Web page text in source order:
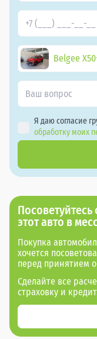
Belgee
Я даю согласие
обработку моих
Посоветуйтесь
этот авто в
Покупка
хочется
перед принятием
Сделайте все
страховку и